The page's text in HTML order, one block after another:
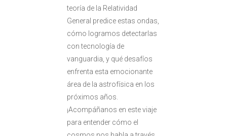
teoría de la Relatividad
General predice estas ondas,
cómo logramos detectarlas
con tecnología de
vanguardia, y qué desafíos
enfrenta esta emocionante
área de la astrofísica en los
próximos años.
¡Acompáñanos en este viaje
para entender cómo el